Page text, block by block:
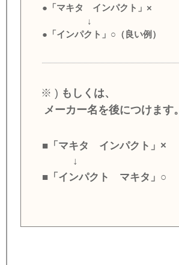
●「マキタ インパクト」×
↓
●「インパクト」○（良い例）
※ ) もしくは、
メーカー名を後につけます。
■「マキタ インパクト」×
↓
■「インパクト マキタ」○